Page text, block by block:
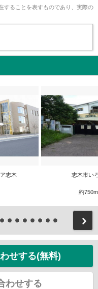
することを表すものであり、実際の
志木 志木市い
約
せする(無料)
わせする